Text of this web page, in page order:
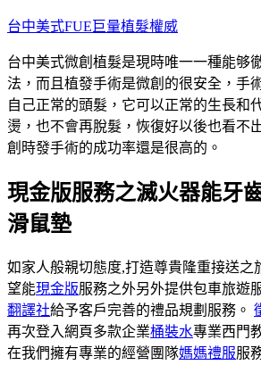
跳
主
要
內
容
台中美式FUE巨量植髮權威
台中美式微創植髮是現時唯一一種能够
法，而且植發手術是微創的很安全，手
自己正常的頭髮，它可以正常的生長和
燙，也不會再脫髮，恢復好以後也看不
創時發手術的成功率還是很高的。
現金版服務之滅火器能牙
滑鼠墊
如家人般親切態度,打造尊貴隆重接送之
望能現金版服務之外另外提供包車旅遊
翻譯社給予客戶完善的禮品規劃服務。
再次登入網頁多款企業桶裝水專業西門
在我們擁有專業的經營團隊媽媽禮服服